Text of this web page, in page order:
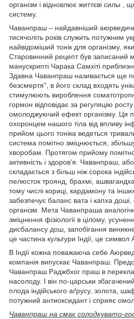
організм і відновлює життєві силы ,
систему.
Чаванпраш – найдавніший
тисячоліть років служить потужним
найвідоміший тонік для організму,
Старовинний рецепт був записаний
манускрипті Чарака Самхіті
Здавна Чаванпраш називається ще
безсмертя", в його склад входять
стимулюють вироблення
гормон відповідає за регуляцію
омолоджуючий ефект організму. Ця
охоронцем нашого тіла від впливу
прийом цього тоніка ведеться
система помітно зміцнюється,
хворобам. Протягом прийому
активність і здоров'я. Чаванпраш,
складається з більш ніж сорока
пелюсток троянд, брахмі,
тому числі кориці, кардамону та
забезпечує баланс вата і капха
організм. Мета Чаванпраша
зміцнення фізіології в цілому,
дисбалансу дош, запобігання
це частина культури Індії, це
В Індії кожна поважаюча себе
компанія випускає Чаванпраш.
Чаванпраш Раджбхог праш в
насолоду. І він по-царськи
плода індійського аґрусу, золота,
потужний антиоксидант і сприяє
Чаванпраш на смак солодкувато-